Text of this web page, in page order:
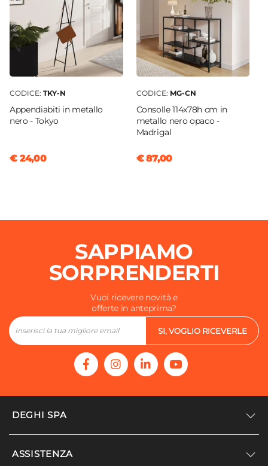
CODICE: TKY-N
Appendiabiti in metallo
nero - Tokyo
€ 24,00
CODICE: MG-CN
Consolle 114x78h cm in
metallo nero opaco -
Madrigal
€ 87,00
SAPPIAMO
SORPRENDERTI
Vuoi ricevere novità e
offerte in anteprima?
SI, VOGLIO RICEVERLE
DEGHI SPA
Accedi/Registrati
ASSISTENZA